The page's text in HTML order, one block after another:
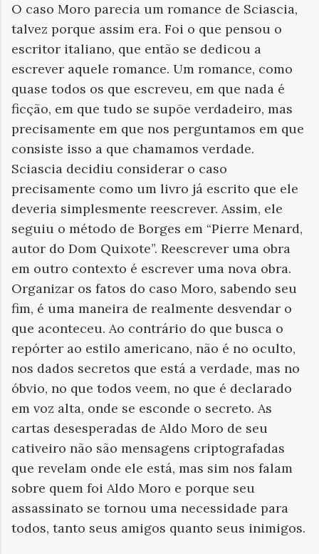
O caso Moro parecia um romance de Sciascia,
talvez porque assim era. Foi o que pensou o
escritor italiano, que então se dedicou a
escrever aquele romance. Um romance, como
quase todos os que escreveu, em que nada é
ficção, em que tudo se supõe verdadeiro, mas
precisamente em que nos perguntamos em que
consiste isso a que chamamos verdade.
Sciascia decidiu considerar o caso
precisamente como um livro já escrito que ele
deveria simplesmente reescrever. Assim, ele
seguiu o método de Borges em “Pierre Menard,
autor do Dom Quixote”. Reescrever uma obra
em outro contexto é escrever uma nova obra.
Organizar os fatos do caso Moro, sabendo seu
fim, é uma maneira de realmente desvendar o
que aconteceu. Ao contrário do que busca o
repórter ao estilo americano, não é no oculto,
nos dados secretos que está a verdade, mas no
óbvio, no que todos veem, no que é declarado
em voz alta, onde se esconde o secreto. As
cartas desesperadas de Aldo Moro de seu
cativeiro não são mensagens criptografadas
que revelam onde ele está, mas sim nos falam
sobre quem foi Aldo Moro e porque seu
assassinato se tornou uma necessidade para
todos, tanto seus amigos quanto seus inimigos.